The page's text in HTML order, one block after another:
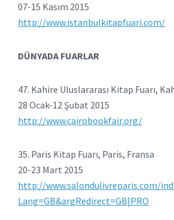
07-15 Kasım 2015
http://www.istanbulkitapfuari.com/
DÜNYADA FUARLAR
47. Kahire Uluslararası Kitap Fuarı,
28 Ocak-12 Şubat 2015
http://www.cairobookfair.org/
35. Paris Kitap Fuarı, Paris, Fransa
20-23 Mart 2015
http://www.salondulivreparis.com/
Lang=GB&argRedirect=GB|PRO